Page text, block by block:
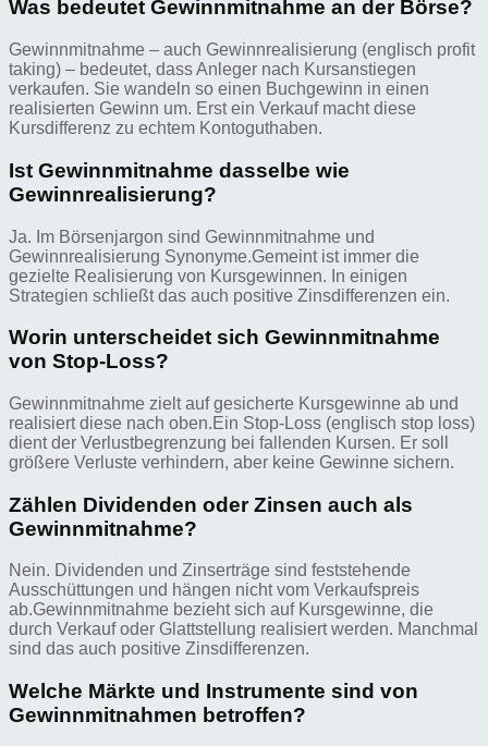
Was bedeutet Gewinnmitnahme an der Börse?
Gewinnmitnahme – auch Gewinnrealisierung (englisch profit
taking) – bedeutet, dass Anleger nach Kursanstiegen
verkaufen. Sie wandeln so einen Buchgewinn in einen
realisierten Gewinn um. Erst ein Verkauf macht diese
Kursdifferenz zu echtem Kontoguthaben.
Ist Gewinnmitnahme dasselbe wie
Gewinnrealisierung?
Ja. Im Börsenjargon sind Gewinnmitnahme und
Gewinnrealisierung Synonyme.Gemeint ist immer die
gezielte Realisierung von Kursgewinnen. In einigen
Strategien schließt das auch positive Zinsdifferenzen ein.
Worin unterscheidet sich Gewinnmitnahme
von Stop-Loss?
Gewinnmitnahme zielt auf gesicherte Kursgewinne ab und
realisiert diese nach oben.Ein Stop-Loss (englisch stop loss)
dient der Verlustbegrenzung bei fallenden Kursen. Er soll
größere Verluste verhindern, aber keine Gewinne sichern.
Zählen Dividenden oder Zinsen auch als
Gewinnmitnahme?
Nein. Dividenden und Zinserträge sind feststehende
Ausschüttungen und hängen nicht vom Verkaufspreis
ab.Gewinnmitnahme bezieht sich auf Kursgewinne, die
durch Verkauf oder Glattstellung realisiert werden. Manchmal
sind das auch positive Zinsdifferenzen.
Welche Märkte und Instrumente sind von
Gewinnmitnahmen betroffen?